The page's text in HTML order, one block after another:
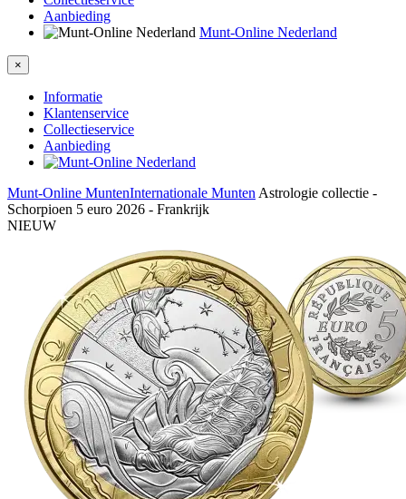
Aanbieding
Munt-Online Nederland
×
Informatie
Klantenservice
Collectieservice
Aanbieding
Munt-Online MuntenInternationale Munten Astrologie collectie -
Schorpioen 5 euro 2026 - Frankrijk
NIEUW